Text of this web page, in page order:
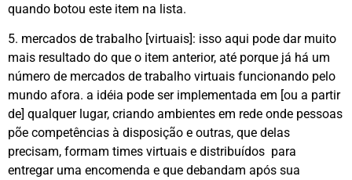
quando botou este item na lista.
5. mercados de trabalho [virtuais]: isso aqui pode dar muito
mais resultado do que o item anterior, até porque já há um
número de mercados de trabalho virtuais funcionando pelo
mundo afora. a idéia pode ser implementada em [ou a partir
de] qualquer lugar, criando ambientes em rede onde pessoas
põe competências à disposição e outras, que delas
precisam, formam times virtuais e distribuídos para
entregar uma encomenda e que debandam após sua